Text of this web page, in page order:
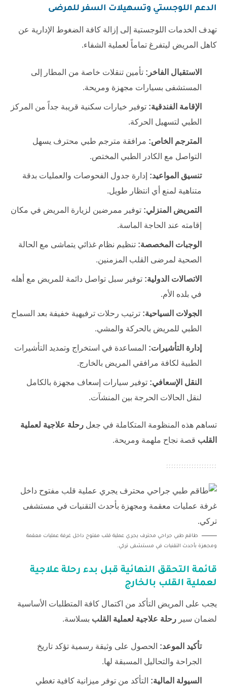
الدعم اللوجستي وتسهيلات السفر للمرضى
تهدف الخدمات اللوجستية إلى إزالة كافة الضغوط الإدارية عن
كاهل المريض ليتفرغ تماماً لعملية الشفاء.
الاستقبال الفاخر: تأمين تنقلات خاصة من المطار إلى
المستشفى بسيارات مجهزة ومريحة.
الإقامة الفندقية: توفير خيارات سكنية قريبة جداً من المركز
الطبي لتسهيل الحركة.
المترجم الخاص: مرافقة مترجم طبي محترف يسهل
التواصل مع الكادر الطبي المختص.
تنسيق المواعيد: إدارة جدول الفحوصات والعمليات بدقة
متناهية لمنع أي انتظار طويل.
التمريض المنزلي: توفير ممرضين لزيارة المريض في مكان
إقامته عند الحاجة الماسة.
الوجبات المخصصة: تنظيم نظام غذائي يتماشى مع الحالة
الصحية لمرضى القلب المزمنين.
الاتصالات الدولية: توفير سبل تواصل دائمة للمريض مع أهله
في بلده الأم.
الجولات السياحية: ترتيب رحلات ترفيهية خفيفة بعد السماح
الطبي للمريض بالحركة والمشي.
إدارة التأشيرات: المساعدة في استخراج وتمديد التأشيرات
الطبية لكافة مرافقي المريض بالخارج.
النقل الإسعافي: توفير سيارات إسعاف مجهزة بالكامل
لنقل الحالات الحرجة بين المنشآت.
تساهم هذه المنظومة المتكاملة في جعل رحلة علاجية لعملية
القلب قصة نجاح ملهمة ومريحة.
طاقم طبي جراحي محترف يجري عملية قلب مفتوح داخل غرفة عمليات معقمة
ومجهزة بأحدث التقنيات في مستشفى تركي.
قائمة التحقق النهائية قبل بدء رحلة علاجية
لعملية القلب بالخارج
يجب على المريض التأكد من اكتمال كافة المتطلبات الأساسية
لضمان سير رحلة علاجية لعملية القلب بسلاسة.
تأكيد الموعد: الحصول على وثيقة رسمية تؤكد تاريخ
الجراحة والتحاليل المسبقة لها.
السيولة المالية: التأكد من توفر ميزانية كافية تغطي